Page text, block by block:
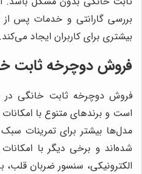
بررسی گارانتی و خدمات پس
بیشتری برای کاربران ایجاد می‌کند.
فروش دوچرخه ثابت
فروش دوچرخه ثابت خانگی در
است و برندهای متنوع با
مدل‌ها بیشتر برای تمرینات
شده‌اند و برخی دیگر با
الکترونیکی، سنسور ضربان قلب،